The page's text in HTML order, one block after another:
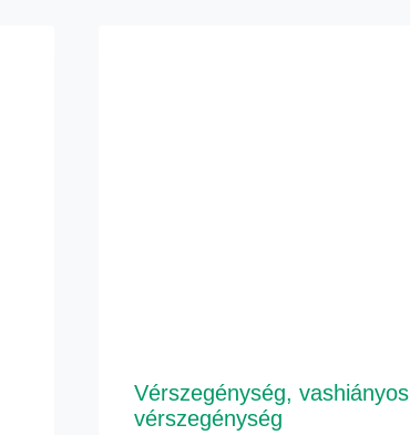
Vérszegénység, vashiányos
vérszegénység